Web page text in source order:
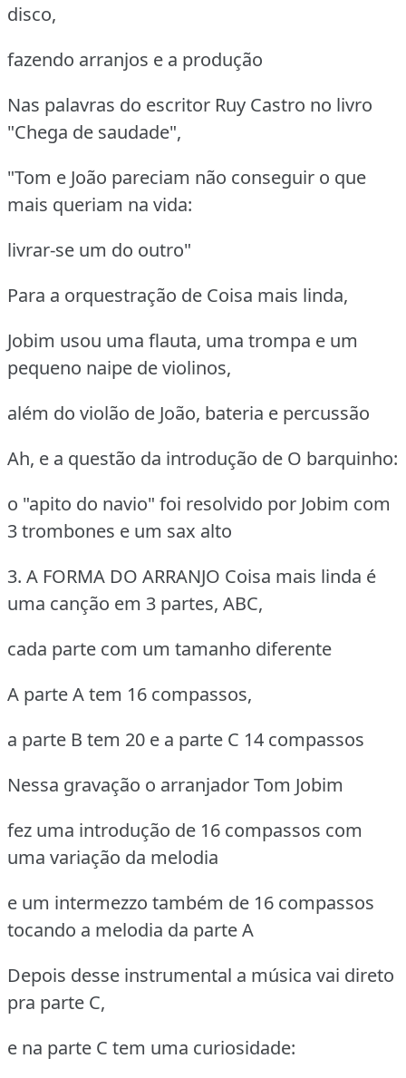
disco,
fazendo arranjos e a produção
Nas palavras do escritor Ruy Castro no livro
"Chega de saudade",
"Tom e João pareciam não conseguir o que
mais queriam na vida:
livrar-se um do outro"
Para a orquestração de Coisa mais linda,
Jobim usou uma flauta, uma trompa e um
pequeno naipe de violinos,
além do violão de João, bateria e percussão
Ah, e a questão da introdução de O barquinho:
o "apito do navio" foi resolvido por Jobim com
3 trombones e um sax alto
3. A FORMA DO ARRANJO Coisa mais linda é
uma canção em 3 partes, ABC,
cada parte com um tamanho diferente
A parte A tem 16 compassos,
a parte B tem 20 e a parte C 14 compassos
Nessa gravação o arranjador Tom Jobim
fez uma introdução de 16 compassos com
uma variação da melodia
e um intermezzo também de 16 compassos
tocando a melodia da parte A
Depois desse instrumental a música vai direto
pra parte C,
e na parte C tem uma curiosidade: